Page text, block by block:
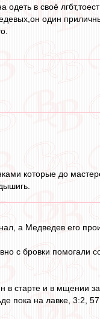
в своё
один
которые до
а Медведев его
с бровки помогали
в старте и в мщении
пока на лавке, 3:2,